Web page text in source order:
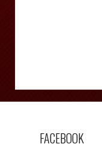
FACEBOOK